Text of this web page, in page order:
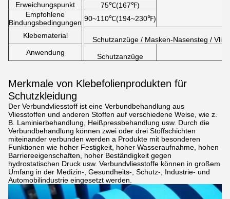
Erweichungspunkt
75℃(167℉)
Empfohlene
Bindungsbedingungen 90~110℃(194~230℉)
Klebematerial
Schutzanzüge / Masken-Nasensteg /
Anwendung
Schutzanzüge
Merkmale von Klebefolienprodukten für
Schutzkleidung
Der Verbundvliesstoff ist eine Verbundbehandlung aus
Vliesstoffen und anderen Stoffen auf verschiedene Weise, wie z.
B. Laminierbehandlung, Heißpressbehandlung usw. Durch die
Verbundbehandlung können zwei oder drei Stoffschichten
miteinander verbunden werden a Produkte mit besonderen
Funktionen wie hoher Festigkeit, hoher Wasseraufnahme, hohen
Barriereeigenschaften, hoher Beständigkeit gegen
hydrostatischen Druck usw. Verbundvliesstoffe können in großem
Umfang in der Medizin-, Gesundheits-, Schutz-, Industrie- und
Automobilindustrie eingesetzt werden.